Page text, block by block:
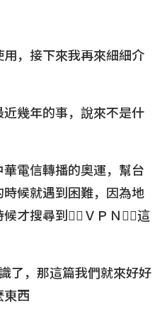
，接下來我再來細細介
幾年的事，說來不是什
電信轉播的奧運，幫台
候就遇到困難，因為地
才搜尋到👉🏻ＶＰＮ👈🏻這
了，那這篇我們就來好好
東西